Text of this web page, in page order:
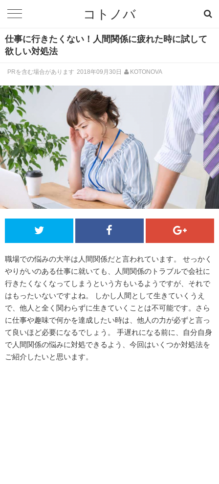
コトノバ
仕事に行きたくない！人間関係に疲れた時に試して
欲しい対処法
PRを含む場合があります 2018年09月30日 KOTONOVA
職場での悩みの大半は人間関係だと言われています。 せっかく
やりがいのある仕事に就いても、人間関係のトラブルで会社に
行きたくなくなってしまうという方もいるようですが、それで
はもったいないですよね。 しかし人間として生きていくうえ
で、他人と全く関わらずに生きていくことは不可能です。さら
に仕事や趣味で何かを達成したい時は、他人の力が必ずと言っ
て良いほど必要になるでしょう。 手遅れになる前に、自分自身
で人間関係の悩みに対処できるよう、今回はいくつか対処法を
ご紹介したいと思います。